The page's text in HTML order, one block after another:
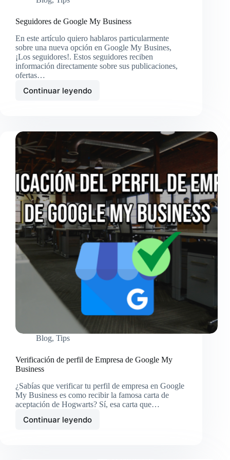
Seguidores de Google My Business
En este artículo quiero hablaros particularmente
sobre una nueva opción en Google My Busines,
¡Los seguidores!. Estos seguidores reciben
información directamente sobre sus publicaciones,
ofertas…
Continuar leyendo
Seguidores
Business
Blog, Tips
Verificación de perfil de Empresa de Google My
Business
¿Sabías que verificar tu perfil de empresa en Google
My Business es como recibir la famosa carta de
aceptación de Hogwarts? Sí, esa carta que…
Continuar leyendo
Verificación